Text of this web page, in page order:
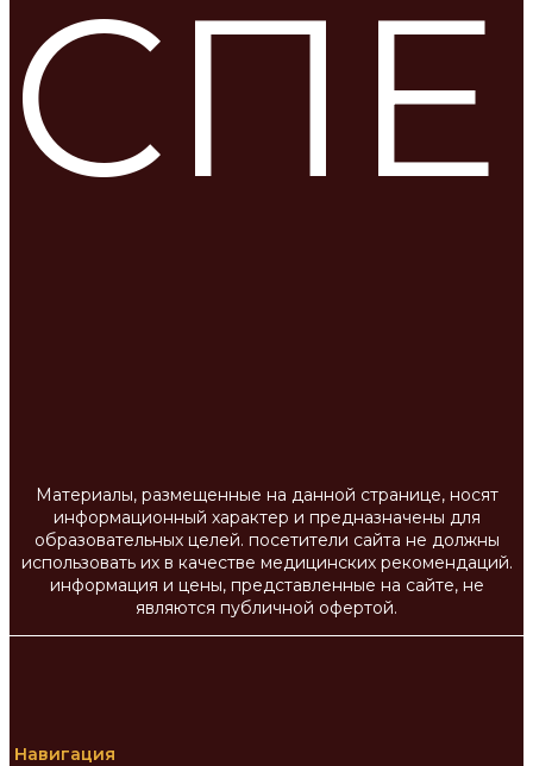
Материалы, размещенные на данной странице, носят
информационный характер и предназначены для
образовательных целей. посетители сайта не должны
использовать их в качестве медицинских рекомендаций.
информация и цены, представленные на сайте, не
являются публичной офертой.
Навигация